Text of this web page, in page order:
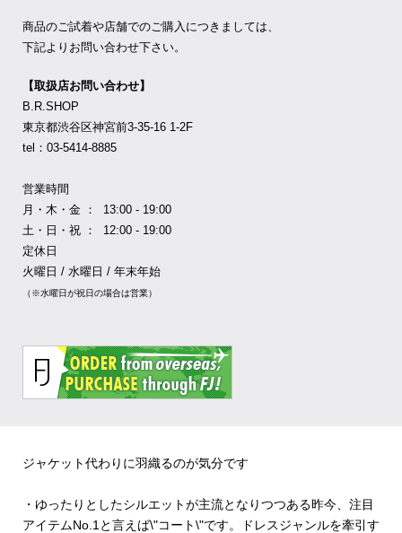
商品のご試着や店舗でのご購入につきましては、
下記よりお問い合わせ下さい。
【取扱店お問い合わせ】
B.R.SHOP
東京都渋谷区神宮前3-35-16 1-2F
tel：03-5414-8885
営業時間
月・木・金 ： 13:00 - 19:00
土・日・祝 ： 12:00 - 19:00
定休日
火曜日 / 水曜日 / 年末年始
（※水曜日が祝日の場合は営業）
ジャケット代わりに羽織るのが気分です
・ゆったりとしたシルエットが主流となりつつある昨今、注目
アイテムNo.1と言えば\"コート\"です。ドレスジャンルを牽引す